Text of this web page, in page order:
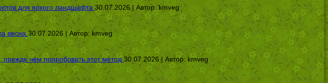
для яркого ландшафта 30.07.2026 | Автор:kmveg
весна 30.07.2026 | Автор:kmveg
чем попробовать этот метод 30.07.2026 | Автор:kmveg